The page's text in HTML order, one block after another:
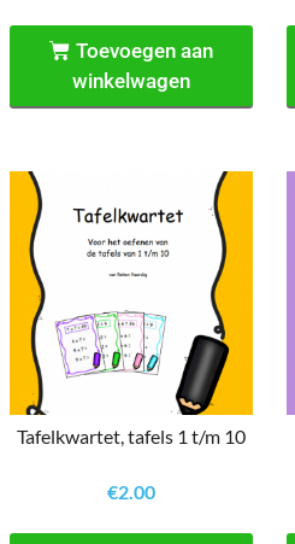
Toevoegen aan
winkelwagen
Tafelkwartet, tafels 1 t/m 10
€2.00